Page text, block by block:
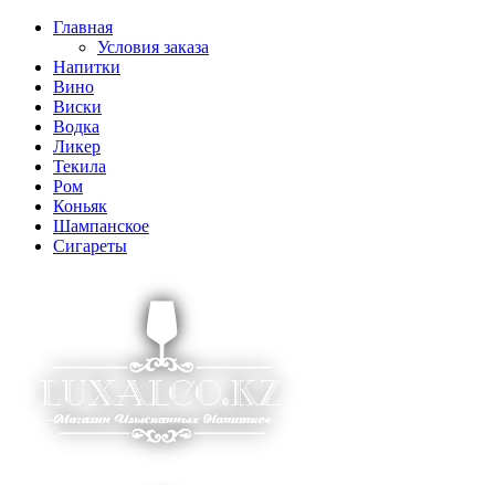
Главная
Условия заказа
Напитки
Вино
Виски
Водка
Ликер
Текила
Ром
Коньяк
Шампанское
Сигареты